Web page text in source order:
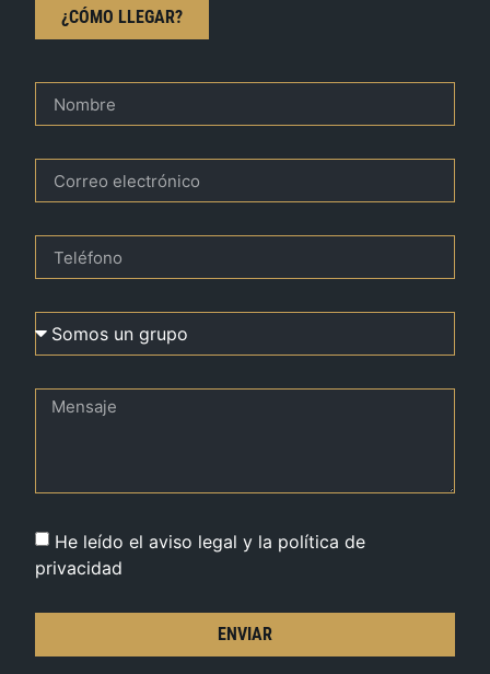
¿CÓMO LLEGAR?
He leído el aviso legal y la política de
privacidad
ENVIAR